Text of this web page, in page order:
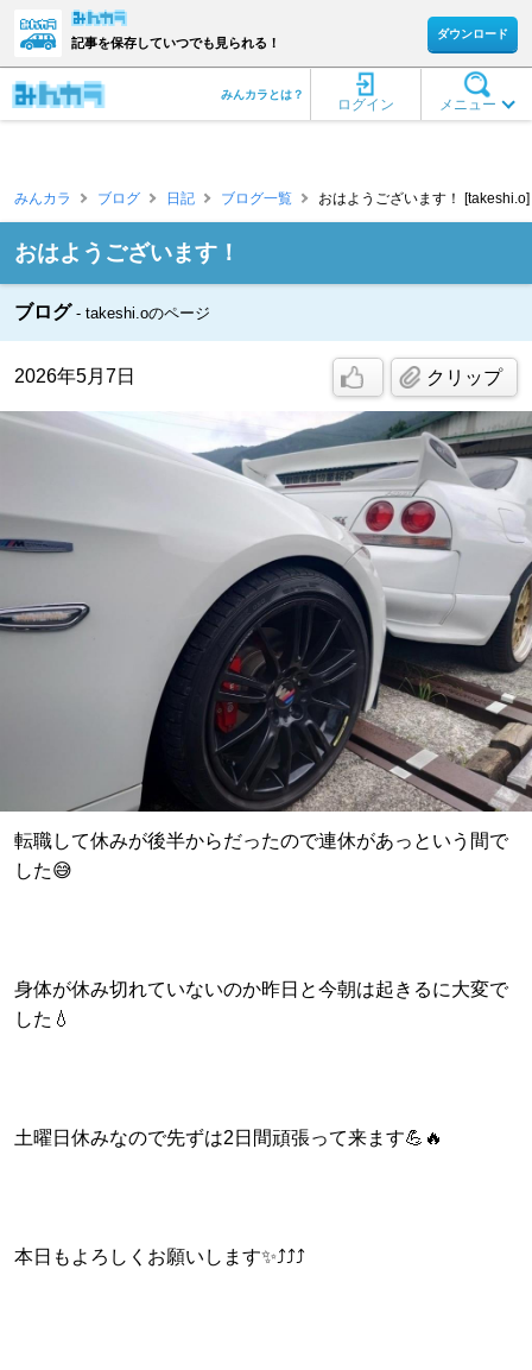
記事を保存していつでも見られる！
ダウンロード
メニュー
ログイン
みんカラとは？
みんカラ ブログ 日記 ブログ一覧 おはようございます！ [takeshi.o]
おはようございます！
ブログ takeshi.oのページ
2026年5月7日 クリップ
転職して休みが後半からだったので連休があっという間で
した😅
身体が休み切れていないのか昨日と今朝は起きるに大変で
した‪💧‬
土曜日休みなので先ずは2日間頑張って来ます💪🔥
本日もよろしくお願いします✨⤴⤴⤴